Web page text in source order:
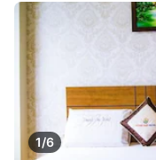
1/6